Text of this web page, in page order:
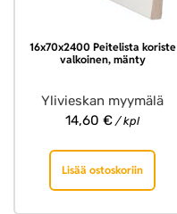
16x70x2400 Peitelista koriste
valkoinen, mänty
Ylivieskan myymälä
14,60 € / kpl
Lisää ostoskoriin